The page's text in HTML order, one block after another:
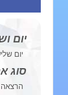
יום ושעה
יום שלישי 15/10 12:00 - 13:00
סוג ארוע